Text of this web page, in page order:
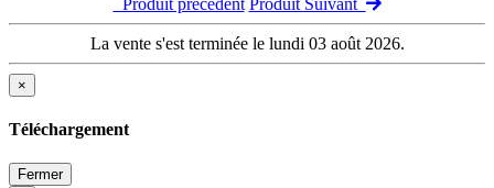
La vente s'est terminée le lundi 03 août 2026.
×
Téléchargement
Fermer